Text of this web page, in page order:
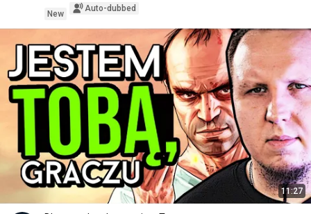
New
Auto-dubbed
11:27